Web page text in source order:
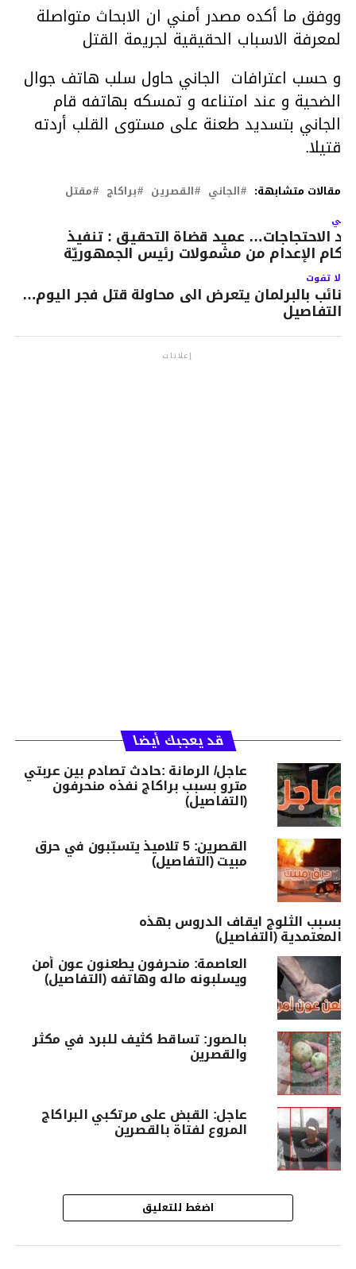
ووفق ما أكده مصدر أمني ان الابحاث متواصلة
لمعرفة الاسباب الحقيقية لجريمة القتل
و حسب اعترافات الجاني حاول سلب هاتف جوال
الضحية و عند امتناعه و تمسكه بهاتفه قام
الجاني بتسديد طعنة على مستوى القلب أردته
قتيلا.
مقالات متشابهة: الجاني القصرين براكاج مقتل
الاحتجاجات… عميد قضاة التحقيق : تنفيذ
الإعدام من مشمولات رئيس الجمهوريّة
لا تفوت
نائب بالبرلمان يتعرض الى محاولة قتل فجر اليوم…
التفاصيل
إعلانات
قد يعجبك أيضا
عاجل/ الرمانة :حادث تصادم بين عربتي
مترو بسبب براكاج نفذه منحرفون
(التفاصيل)
القصرين: 5 تلاميذ يتسبّبون في حرق
مبيت (التفاصيل)
بسبب الثلوج ايقاف الدروس بهذه
المعتمدية (التفاصيل)
العاصمة: منحرفون يطعنون عون أمن
ويسلبونه ماله وهاتفه (التفاصيل)
بالصور: تساقط كثيف للبرد في مكثر
والقصرين
عاجل: القبض على مرتكبي البراكاج
المروع لفتاة بالقصرين
اضغط للتعليق